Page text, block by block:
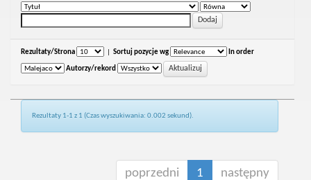
Rezultaty/Strona Sortuj pozycje wg In order
Autorzy/rekord
Rezultaty 1-1 z 1 (Czas wyszukiwania: 0.002 sekund).
poprzedni 1 następny